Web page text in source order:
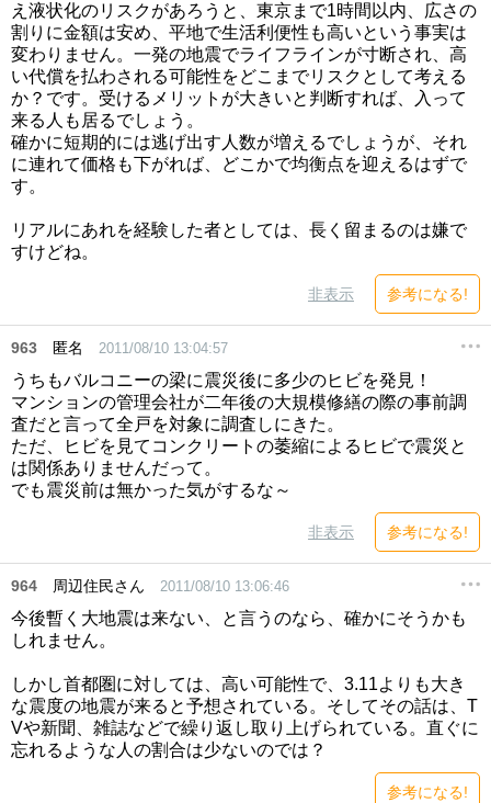
え液状化のリスクがあろうと、東京まで1時間以内、広さの
割りに金額は安め、平地で生活利便性も高いという事実は
変わりません。一発の地震でライフラインが寸断され、高
い代償を払わされる可能性をどこまでリスクとして考える
か？です。受けるメリットが大きいと判断すれば、入って
来る人も居るでしょう。
確かに短期的には逃げ出す人数が増えるでしょうが、それ
に連れて価格も下がれば、どこかで均衡点を迎えるはずで
す。
リアルにあれを経験した者としては、長く留まるのは嫌で
すけどね。
非表示 参考になる!
963 匿名 2011/08/10 13:04:57
うちもバルコニーの梁に震災後に多少のヒビを発見！
マンションの管理会社が二年後の大規模修繕の際の事前調
査だと言って全戸を対象に調査しにきた。
ただ、ヒビを見てコンクリートの萎縮によるヒビで震災と
は関係ありませんだって。
でも震災前は無かった気がするな～
非表示 参考になる!
964 周辺住民さん 2011/08/10 13:06:46
今後暫く大地震は来ない、と言うのなら、確かにそうかも
しれません。
しかし首都圏に対しては、高い可能性で、3.11よりも大き
な震度の地震が来ると予想されている。そしてその話は、T
Vや新聞、雑誌などで繰り返し取り上げられている。直ぐに
忘れるような人の割合は少ないのでは？
参考になる!